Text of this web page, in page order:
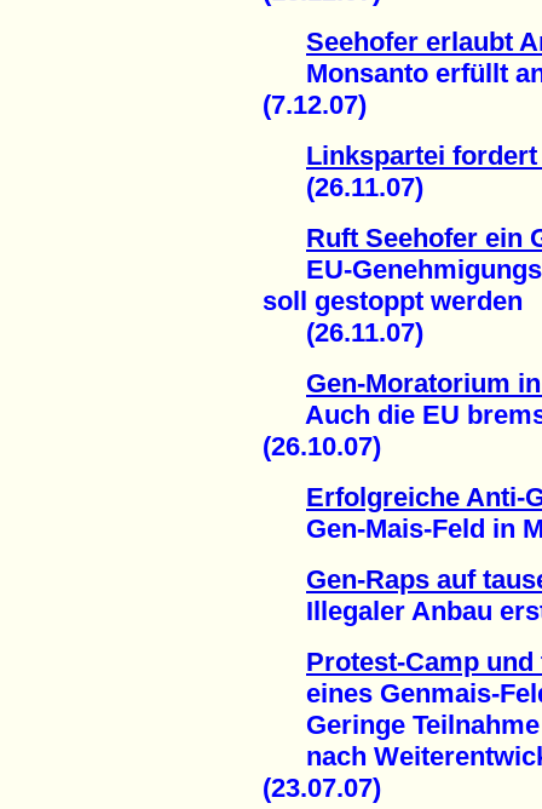
Seehofer erlaubt
Monsanto erfüllt
(7.12.07)
Linkspartei
(26.11.07)
Ruft Seehofer ein
EU-
soll gestoppt werden
(26.11.07)
Gen-Moratorium
Auch die EU
(26.10.07)
Erfolgreiche Anti-
Gen-Mais-Feld in
Gen-Raps auf
Illegaler Anbau erst
Protest-Camp
eines Genmais-
Geringe Teilnahme
nach
(23.07.07)